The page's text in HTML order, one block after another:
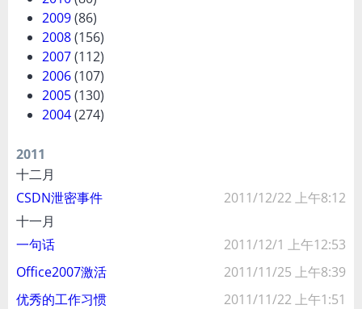
2009(86)
2008(156)
2007(112)
2006(107)
2005(130)
2004(274)
2011
十二月
CSDN泄密事件
2011/12/22 上午8:12
十一月
一句话
2011/12/1 上午12:53
Office2007激活
2011/11/25 上午8:39
优秀的工作习惯
2011/11/22 上午1:51